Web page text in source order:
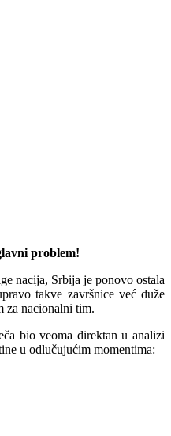
problem!
nacija, Srbija je ponovo ostala
takve završnice već duže
za nacionalni tim.
bio veoma direktan u analizi
u odlučujućim momentima: